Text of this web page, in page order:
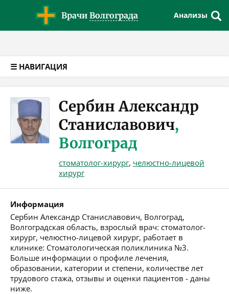
Врачи Волгограда Анализы
☰ НАВИГАЦИЯ
Сербин Александр
Станиславович,
Волгоград
стоматолог-хирург, челюстно-лицевой
хирург
Информация
Сербин Александр Станиславович, Волгоград,
Волгоградская область, взрослый врач: стоматолог-
хирург, челюстно-лицевой хирург, работает в
клинике: Стоматологическая поликлиника №3.
Больше информации о профиле лечения,
образовании, категории и степени, количестве лет
трудового стажа, отзывы и оценки пациентов - даны
ниже.